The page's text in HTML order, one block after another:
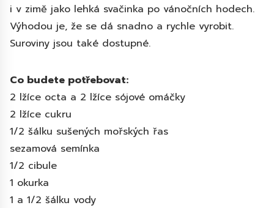
i v zimě jako lehká svačinka po vánočních hodech.
Výhodou je, že se dá snadno a rychle vyrobit.
Suroviny jsou také dostupné.
Co budete potřebovat:
2 lžíce octa a 2 lžíce sójové omáčky
2 lžíce cukru
1/2 šálku sušených mořských řas
sezamová semínka
1/2 cibule
1 okurka
1 a 1/2 šálku vody